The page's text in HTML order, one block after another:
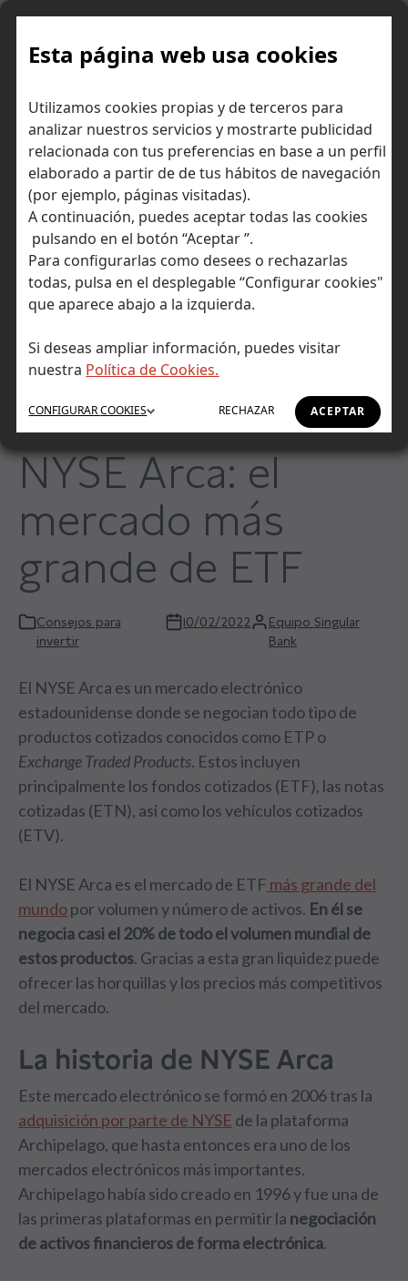
Esta página web usa cookies
Utilizamos cookies propias y de terceros para
analizar nuestros servicios y mostrarte publicidad
relacionada con tus preferencias en base a un perfil
elaborado a partir de de tus hábitos de navegación
(por ejemplo, páginas visitadas).
A continuación, puedes aceptar todas las cookies
pulsando en el botón “Aceptar ”.
Para configurarlas como desees o rechazarlas
todas, pulsa en el desplegable “Configurar cookies"
que aparece abajo a la izquierda.
Si deseas ampliar información, puedes visitar
nuestra Política de Cookies.
ACEPTAR
RECHAZAR
CONFIGURARCOOKIES
Skip
Inicio Consejos para invertir
NYSE Arca: el mercado más
grande de ETF
NYSE Arca: el
mercado más
grande de ETF
Consejos para
invertir
10/02/2022
Equipo Singular
Bank
El NYSE Arca es un mercado electrónico
estadounidense donde se negocian todo tipo de
productos cotizados conocidos como ETP o
Exchange Traded Products. Estos incluyen
principalmente los fondos cotizados (ETF), las notas
cotizadas (ETN), así como los vehículos cotizados
(ETV).
El NYSE Arca es el mercado de ETF más grande del
mundopor volumen y número de activos. En él se
negocia casi el 20% de todo el volumen mundial de
estos productos. Gracias a esta gran liquidez puede
ofrecer las horquillas y los precios más competitivos
del mercado.
La historia de NYSE Arca
Este mercado electrónico se formó en 2006 tras la
adquisición por parte de NYSE de la plataforma
Archipelago, que hasta entonces era uno de los
mercados electrónicos más importantes.
Archipelago había sido creado en 1996 y fue una de
las primeras plataformas en permitir la negociación
de activos financieros de forma electrónica.